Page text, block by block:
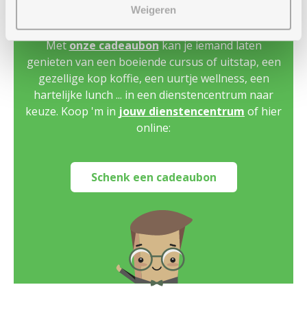
Weigeren
Geef plezier cadeau
Metonze cadeaubonkan je iemand laten
genieten van een boeiende cursus of uitstap, een
gezellige kop koffie, een uurtje wellness, een
hartelijke lunch ... in een dienstencentrum naar
keuze. Koop 'm in jouw dienstencentrum of hier
online:
Schenk een cadeaubon